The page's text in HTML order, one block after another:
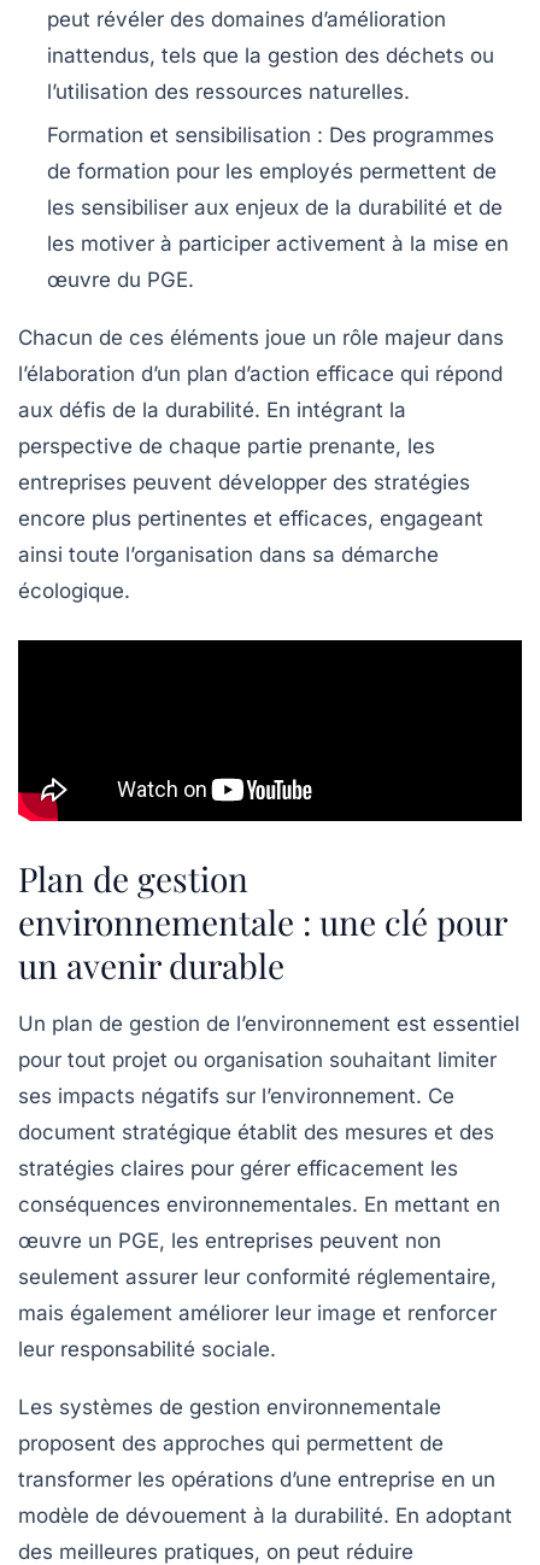
peut révéler des domaines d’amélioration
inattendus, tels que la gestion des déchets ou
l’utilisation des ressources naturelles.
Formation et sensibilisation : Des programmes
de formation pour les employés permettent de
les sensibiliser aux enjeux de la durabilité et de
les motiver à participer activement à la mise en
œuvre du PGE.
Chacun de ces éléments joue un rôle majeur dans
l’élaboration d’un plan d’action efficace qui répond
aux défis de la durabilité. En intégrant la
perspective de chaque partie prenante, les
entreprises peuvent développer des stratégies
encore plus pertinentes et efficaces, engageant
ainsi toute l’organisation dans sa démarche
écologique.
Plan de gestion
environnementale : une clé pour
un avenir durable
Un plan de gestion de l’environnement est essentiel
pour tout projet ou organisation souhaitant limiter
ses impacts négatifs sur l’environnement. Ce
document stratégique établit des mesures et des
stratégies claires pour gérer efficacement les
conséquences environnementales. En mettant en
œuvre un PGE, les entreprises peuvent non
seulement assurer leur conformité réglementaire,
mais également améliorer leur image et renforcer
leur responsabilité sociale.
Les systèmes de gestion environnementale
proposent des approches qui permettent de
transformer les opérations d’une entreprise en un
modèle de dévouement à la durabilité. En adoptant
des meilleures pratiques, on peut réduire